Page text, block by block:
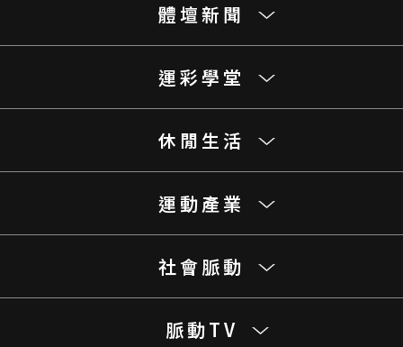
體壇新聞
運彩學堂
休閒生活
運動產業
社會脈動
脈動TV